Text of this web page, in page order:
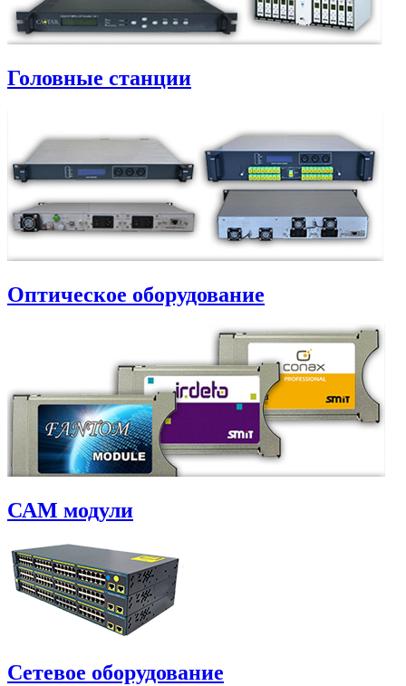
Головные станции
Оптическое оборудование
САM модули
Сетевое оборудование